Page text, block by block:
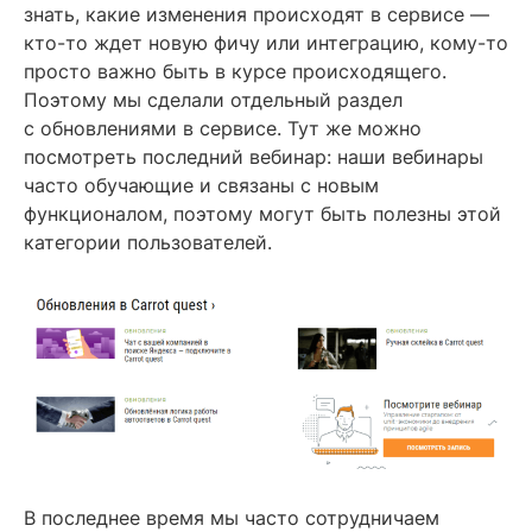
знать, какие изменения происходят в сервисе —
кто-то ждет новую фичу или интеграцию, кому-то
просто важно быть в курсе происходящего.
Поэтому мы сделали отдельный раздел
с обновлениями в сервисе. Тут же можно
посмотреть последний вебинар: наши вебинары
часто обучающие и связаны с новым
функционалом, поэтому могут быть полезны этой
категории пользователей.
В последнее время мы часто сотрудничаем